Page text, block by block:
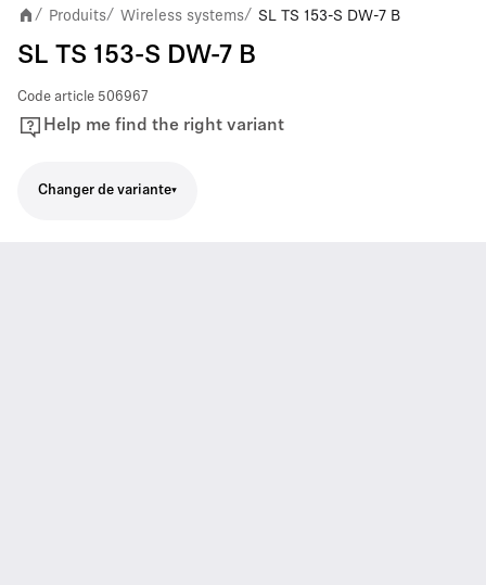
/ Produits/ Wireless systems/ SL TS 153-S DW-7 B
SL TS 153-S DW-7 B
Code article 506967
Help me find the right variant
Changer de variante